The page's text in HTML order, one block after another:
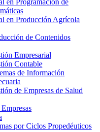
en Programación de
en Producción Agrícola
de Contenidos
Empresarial
Contable
de Información
de Empresas de Salud
por Ciclos Propedéuticos